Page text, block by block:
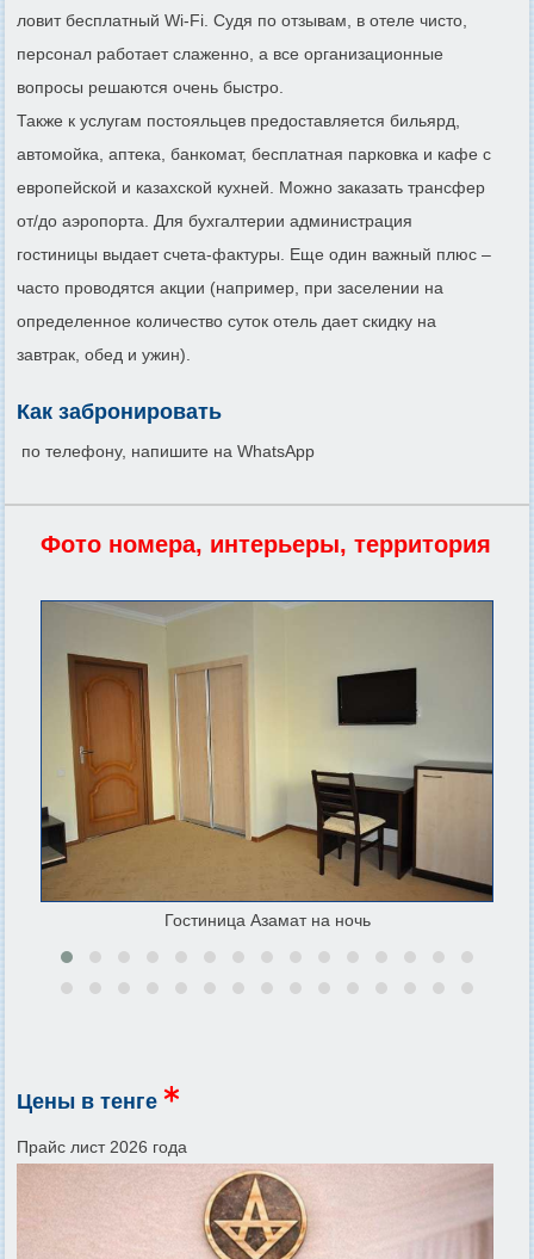
ловит бесплатный Wi-Fi. Судя по отзывам, в отеле чисто,
персонал работает слаженно, а все организационные
вопросы решаются очень быстро.
Также к услугам постояльцев предоставляется бильярд,
автомойка, аптека, банкомат, бесплатная парковка и кафе с
европейской и казахской кухней. Можно заказать трансфер
от/до аэропорта. Для бухгалтерии администрация
гостиницы выдает счета-фактуры. Еще один важный плюс –
часто проводятся акции (например, при заселении на
определенное количество суток отель дает скидку на
завтрак, обед и ужин).
Как забронировать
по телефону, напишите на WhatsApp
Фото номера, интерьеры, территория
Гостиница Азамат на ночь
Цены в тенге
Прайс лист 2026 года